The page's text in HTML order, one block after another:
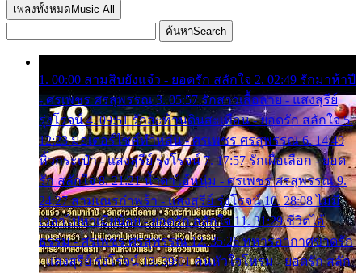
เพลงทั้งหมด Music All
ค้นหาSearch
1. 00:00 สามสิบยังแจ๋ว - ยอดรัก สลักใจ 2. 02:49 รักมาห้าปี
- ศรเพชร ศรสุพรรณ 3. 05:57 รักสาวเสื้อลาย - แสงสุรีย์
รุ่งโรจน์ 4. 09:51 รักสะท้านดินสะเทือน - ยอดรัก สลักใจ 5.
12:23 มอเตอร์ไซค์ทำหล่น - ศรเพชร ศรสุพรรณ 6. 14:49
หิ้วกระเป๋า - แสงสุรีย์ รุ่งโรจน์ 7. 17:57 รักเผื่อเลือก - ยอด
รัก สลักใจ 8. 21:21 น้ำตาไอ้หนุ่ม - ศรเพชร ศรสุพรรณ 9.
24:27 สามเณรกำพร้า - แสงสุรีย์ รุ่งโรจน์ 10. 28:08 ไม่มี
เวลาไปหาเมียน้อย - ยอดรัก สลักใจ 11. 31:29 ชีวิตไอ้
ธรรม - ศรเพชร ศรสุพรรณ 12. 35:26 ทหารอากาศขาดรัก
- แสงสุรีย์ รุ่งโรจน์ 13. 39:01 คนหัวใจโทรม - ยอดรัก สลัก